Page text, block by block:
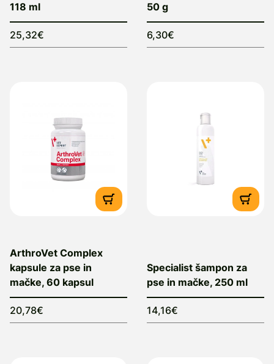
118 ml
25,32€
50 g
6,30€
ArthroVet Complex
kapsule za pse in
mačke, 60 kapsul
20,78€
Specialist šampon za
pse in mačke, 250 ml
14,16€